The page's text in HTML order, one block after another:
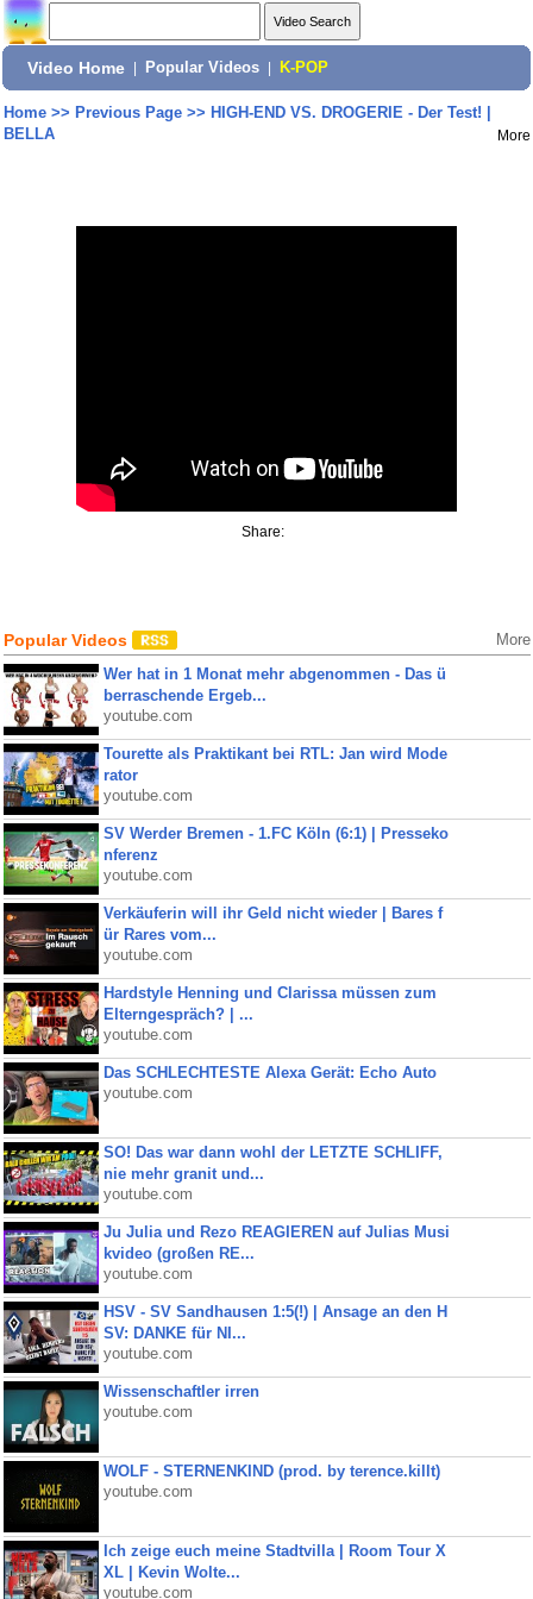
Video Home Popular Videos K-POP
Home>> Previous Page>> HIGH-END VS. DROGERIE - Der Test! |
BELLA
More
Share:
Popular Videos More
Wer hat in 1 Monat mehr abgenommen - Das ü
berraschende Ergeb...
youtube.com
Tourette als Praktikant bei RTL: Jan wird Mode
rator
youtube.com
SV Werder Bremen - 1.FC Köln (6:1) | Presseko
nferenz
youtube.com
Verkäuferin will ihr Geld nicht wieder | Bares f
ür Rares vom...
youtube.com
Hardstyle Henning und Clarissa müssen zum
Elterngespräch? | ...
youtube.com
Das SCHLECHTESTE Alexa Gerät: Echo Auto
youtube.com
SO! Das war dann wohl der LETZTE SCHLIFF,
nie mehr granit und...
youtube.com
Ju Julia und Rezo REAGIEREN auf Julias Musi
kvideo (großen RE...
youtube.com
HSV - SV Sandhausen 1:5(!) | Ansage an den H
SV: DANKE für NI...
youtube.com
Wissenschaftler irren
youtube.com
WOLF - STERNENKIND (prod. by terence.killt)
youtube.com
Ich zeige euch meine Stadtvilla | Room Tour X
XL | Kevin Wolte...
youtube.com